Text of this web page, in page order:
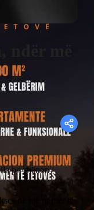
më
po shënon
në një numër të